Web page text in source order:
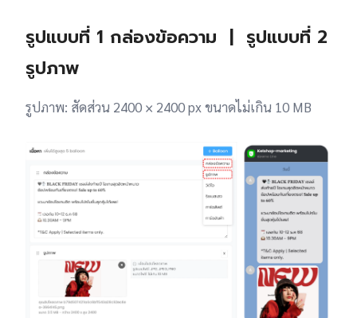
รูปแบบที่ 1 กล่องข้อความ | รูปแบบที่ 2
รูปภาพ
รูปภาพ: สัดส่วน 2400 × 2400 px ขนาดไม่เกิน 10 MB